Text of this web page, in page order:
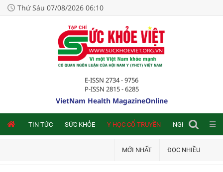
Thứ Sáu 07/08/2026 06:10
E-ISSN 2734 - 9756
P-ISSN 2815 - 6285
VietNam Health MagazineOnline
TIN TỨC SỨC KHỎE Y HỌC CỔ TRUYỀN NGHIÊN CỨU
MỚI NHẤT ĐỌC NHIỀU